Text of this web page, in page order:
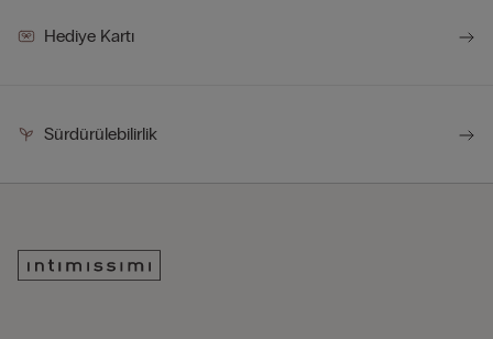
Hediye Kartı
Sürdürülebilirlik